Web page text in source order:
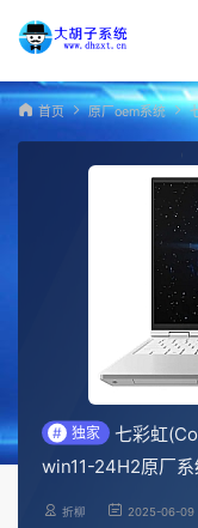
首页 原厂oem系统
# 独家
七彩虹
win11-24H2原厂
折柳 2025-06-09